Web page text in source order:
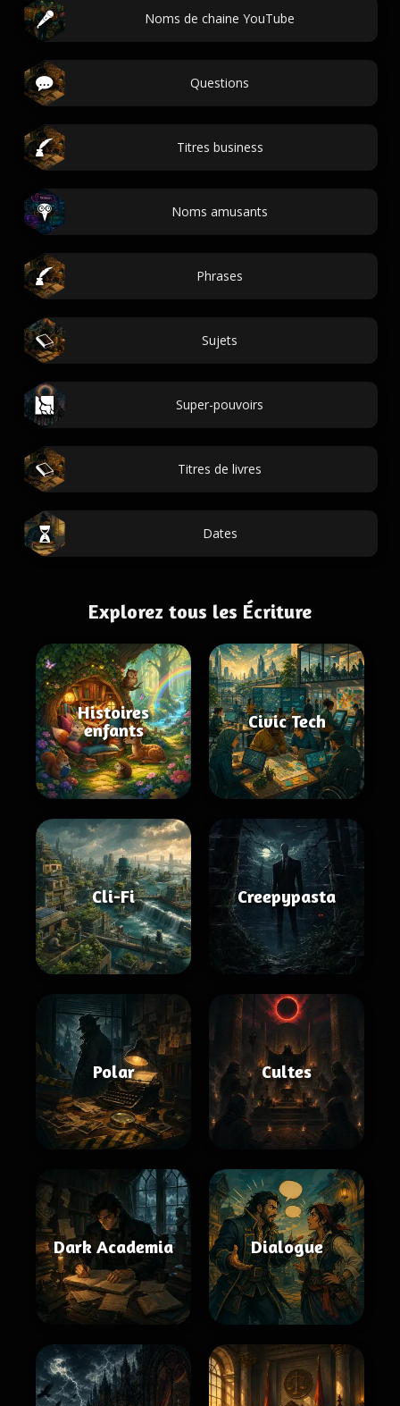
Noms de chaine YouTube
Questions
Titres business
Noms amusants
Phrases
Sujets
Super-pouvoirs
Titres de livres
Dates
Explorez tous les Écriture
Histoires
enfants
Civic Tech
Cli-Fi Creepypasta
Polar Cultes
Dark Academia Dialogue